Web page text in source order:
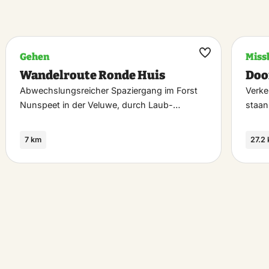
Gehen
Wandelroute Ronde Huis
Abwechslungsreicher Spaziergang im Forst
Nunspeet in der Veluwe, durch Laub-…
7 km
Maak
27.2